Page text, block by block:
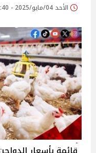
الأحد 04/مايو/2025 - 10:40 ص